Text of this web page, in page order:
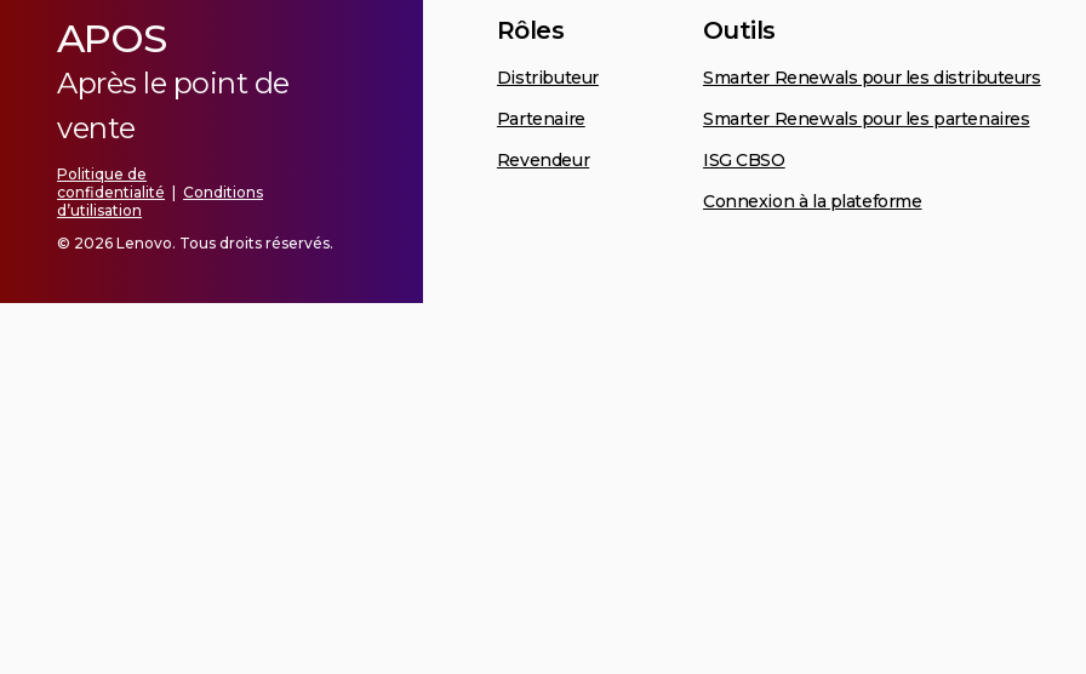
APOS
Après le point de
vente
Politique de
confidentialité
Conditions
d’utilisation
© 2026 Lenovo. Tous droits réservés.
Rôles
Distributeur
Partenaire
Revendeur
Outils
Smarter Renewals pour les distributeurs
Smarter Renewals pour les partenaires
ISG CBSO
Connexion à la plateforme